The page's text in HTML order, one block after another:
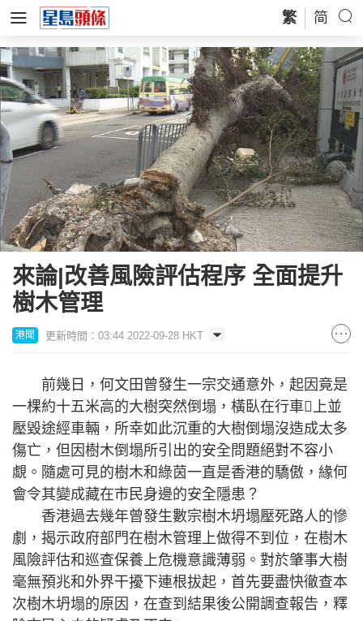
繁 简
來論|改善風險評估程序 全面提升
樹木管理
港聞 更新時間：03:44 2022-09-28 HKT
前幾日，何文田曾發生一宗交通意外，起因竟是
一棵約十五米高的大樹突然倒塌，橫臥在行車上並
壓毀途經車輛，所幸如此沉重的大樹倒塌沒造成太多
傷亡，但因樹木倒塌所引出的安全問題絕對不容小
覷。隨處可見的樹木和綠茵一直是香港的驕傲，緣何
會令其變成藏在市民身邊的安全隱患？
香港過去幾年曾發生數宗樹木坍塌壓死路人的慘
劇，揭示政府部門在樹木管理上做得不到位，在樹木
風險評估和巡查保養上危機意識薄弱。對於肇事大樹
毫無預兆和外界干擾下連根拔起，首先要盡快徹查本
次樹木坍塌的原因，在查到結果後公開調查報告，釋